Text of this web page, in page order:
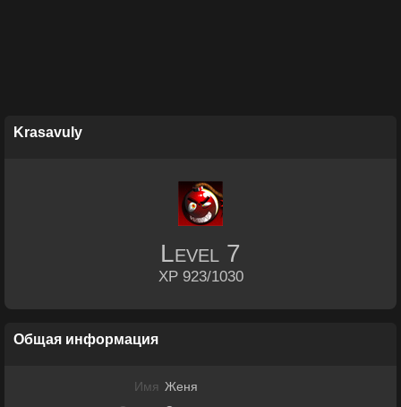
Krasavuly
Level 7
XP 923/1030
Общая информация
Имя Женя